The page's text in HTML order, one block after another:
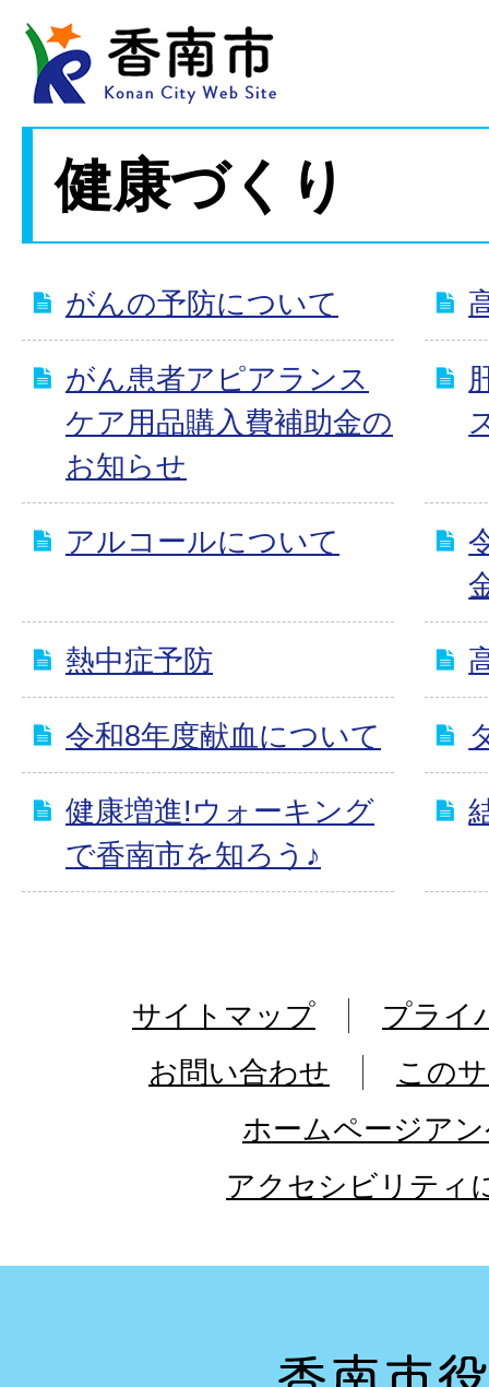
健康づくり
がんの予防について
がん患者アピアランス
ケア用品購入費補助金の
お知らせ
アルコールについて
熱中症予防
令和8年度献血について
健康増進!ウォーキング
で香南市を知ろう♪
サイトマップ
プライ
お問い合わせ
この
ホームページア
アクセシビリティ